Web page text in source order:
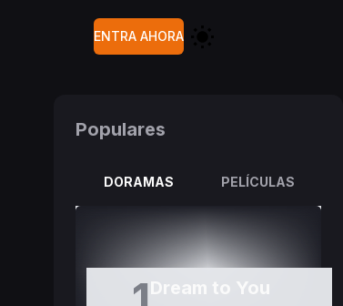
ENTRA AHORA
Populares
DORAMAS PELÍCULAS
Dream to You